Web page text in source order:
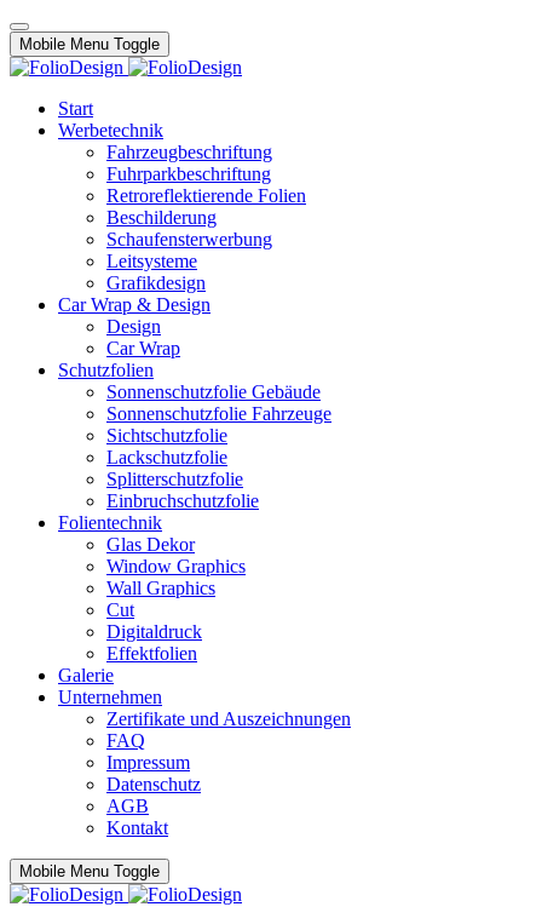
Mobile Menu Toggle
Start
Werbetechnik
Fahrzeugbeschriftung
Fuhrparkbeschriftung
Retroreflektierende Folien
Beschilderung
Schaufensterwerbung
Leitsysteme
Grafikdesign
Car Wrap & Design
Design
Car Wrap
Schutzfolien
Sonnenschutzfolie Gebäude
Sonnenschutzfolie Fahrzeuge
Sichtschutzfolie
Lackschutzfolie
Splitterschutzfolie
Einbruchschutzfolie
Folientechnik
Glas Dekor
Window Graphics
Wall Graphics
Cut
Digitaldruck
Effektfolien
Galerie
Unternehmen
Zertifikate und Auszeichnungen
FAQ
Impressum
Datenschutz
AGB
Kontakt
Mobile Menu Toggle